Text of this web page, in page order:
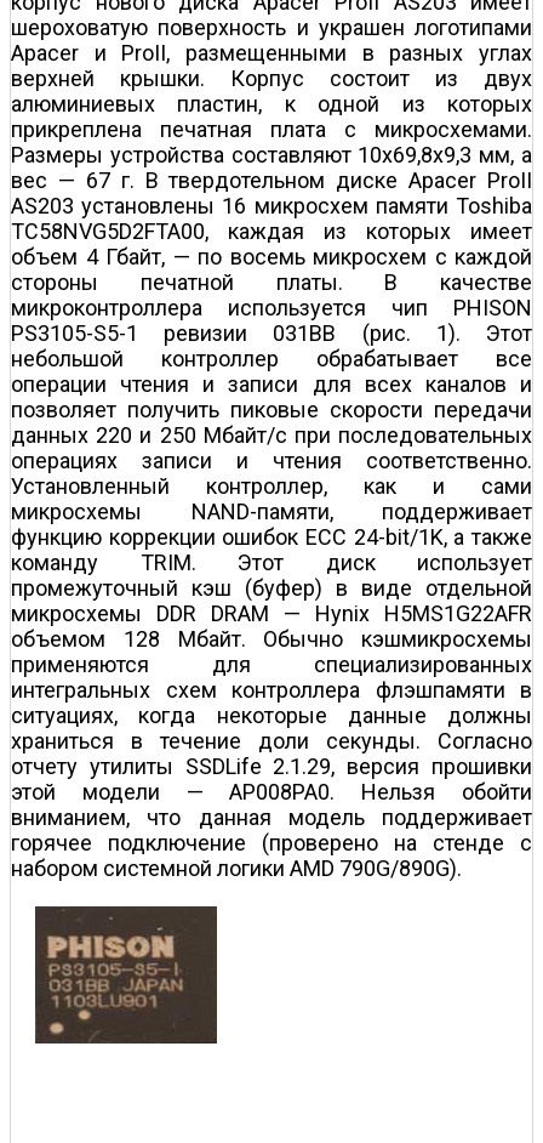
шероховатую поверхность и украшен логотипами
Apacer и ProII, размещенными в разных углах
верхней крышки. Корпус состоит из двух
алюминиевых пластин, к одной из которых
прикреплена печатная плата с микросхемами.
Размеры устройства составляют 10x69,8x9,3 мм, а
вес — 67 г. В твердотельном диске Apacer ProII
AS203 установлены 16 микросхем памяти Toshiba
TC58NVG5D2FTA00, каждая из которых имеет
объем 4 Гбайт, — по восемь микросхем с каждой
стороны печатной платы. В качестве
микроконтроллера используется чип PHISON
PS3105-S5-1 ревизии 031BB (рис. 1). Этот
небольшой контроллер обрабатывает все
операции чтения и записи для всех каналов и
позволяет получить пиковые скорости передачи
данных 220 и 250 Мбайт/с при последовательных
операциях записи и чтения соответственно.
Установленный контроллер, как и сами
микросхемы NAND-памяти, поддерживает
функцию коррекции ошибок ECC 24-bit/1K, а также
команду TRIM. Этот диск использует
промежуточный кэш (буфер) в виде отдельной
микросхемы DDR DRAM — Hynix H5MS1G22AFR
объемом 128 Мбайт. Обычно кэш­микросхемы
применяются для специализированных
интегральных схем контроллера флэш­памяти в
ситуациях, когда некоторые данные должны
храниться в течение доли секунды. Согласно
отчету утилиты SSDLife 2.1.29, версия прошивки
этой модели — AP008PA0. Нельзя обойти
вниманием, что данная модель поддерживает
горячее подключение (проверено на стенде с
набором системной логики AMD 790G/890G).